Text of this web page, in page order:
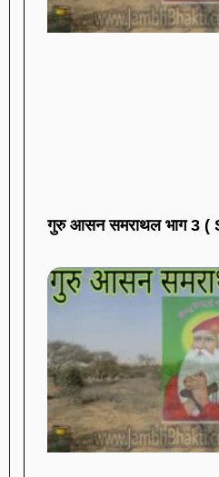
गुरु आसन समराथल भाग 3